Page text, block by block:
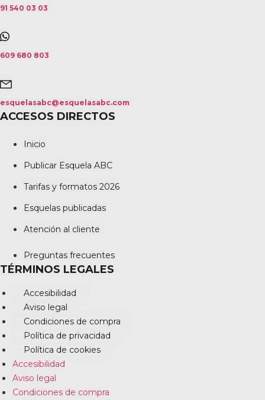
91 540 03 03
609 680 803
esquelasabc@esquelasabc.com
ACCESOS DIRECTOS
Inicio
Publicar Esquela ABC
Tarifas y formatos 2026
Esquelas publicadas
Atención al cliente
Preguntas frecuentes
TÉRMINOS LEGALES
Accesibilidad
Aviso legal
Condiciones de compra
Política de privacidad
Política de cookies
Accesibilidad
Aviso legal
Condiciones de compra